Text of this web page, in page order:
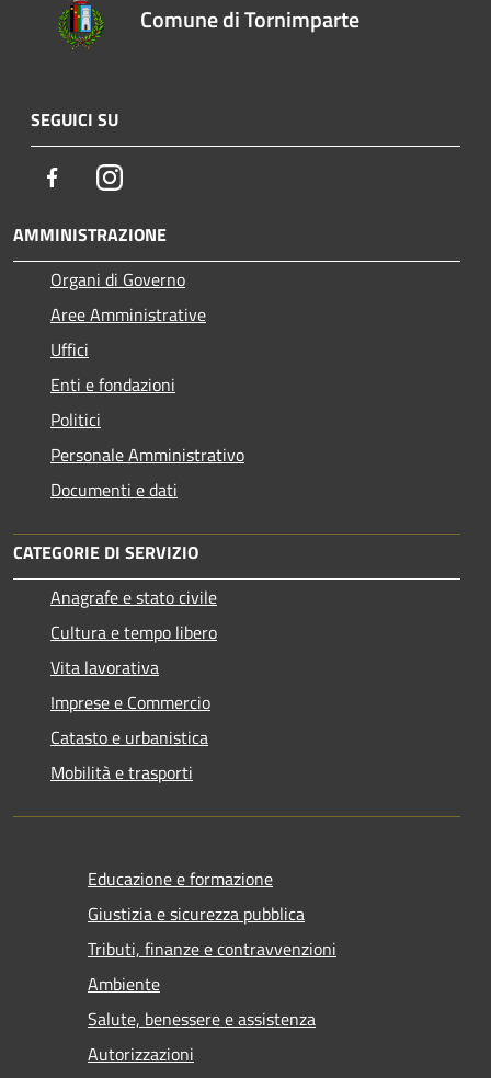
Comune di Tornimparte
SEGUICI SU
FacebookInstagram
AMMINISTRAZIONE
Organi di Governo
Aree Amministrative
Uffici
Enti e fondazioni
Politici
Personale Amministrativo
Documenti e dati
CATEGORIE DI SERVIZIO
Anagrafe e stato civile
Cultura e tempo libero
Vita lavorativa
Imprese e Commercio
Catasto e urbanistica
Mobilità e trasporti
Educazione e formazione
Giustizia e sicurezza pubblica
Tributi, finanze e contravvenzioni
Ambiente
Salute, benessere e assistenza
Autorizzazioni